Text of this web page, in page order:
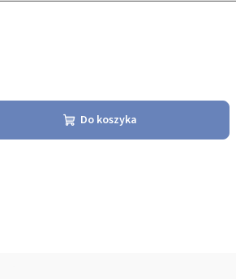
Do koszyka